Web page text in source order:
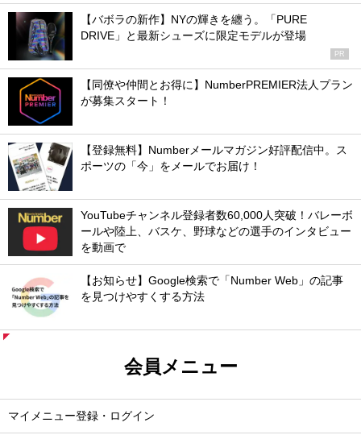
【バボラの新作】NYの輝きを纏う。「PURE
DRIVE」と最新シューズに限定モデルが登場
PR
【同僚や仲間とお得に】NumberPREMIER法人プラン
が募集スタート！
【登録無料】Numberメールマガジン好評配信中。ス
ポーツの「今」をメールでお届け！
YouTubeチャンネル登録者数60,000人突破！バレーボ
ールや陸上、バスケ、野球などの選手のインタビュー
を動画で
【お知らせ】Google検索で「Number Web」の記事
を見つけやすくする方法
会員メニュー
マイメニュー登録・ログイン